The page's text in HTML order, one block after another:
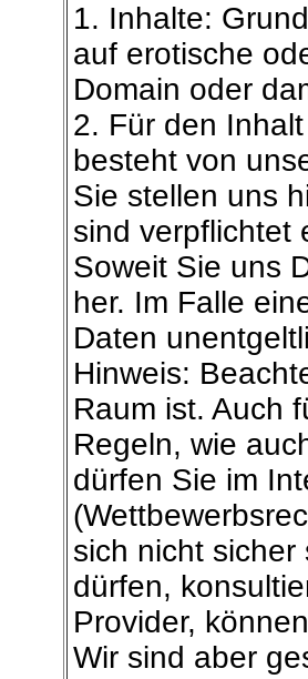
1. Inhalte:
auf erotische
Domain oder
2. Für den
besteht von
Sie stellen uns
sind verpflichtet
Soweit Sie uns
her. Im Falle
Daten
Hinweis:
Raum ist. Auch
Regeln, wie
dürfen Sie im
sich nicht
dürfen,
Provider,
Wir sind aber